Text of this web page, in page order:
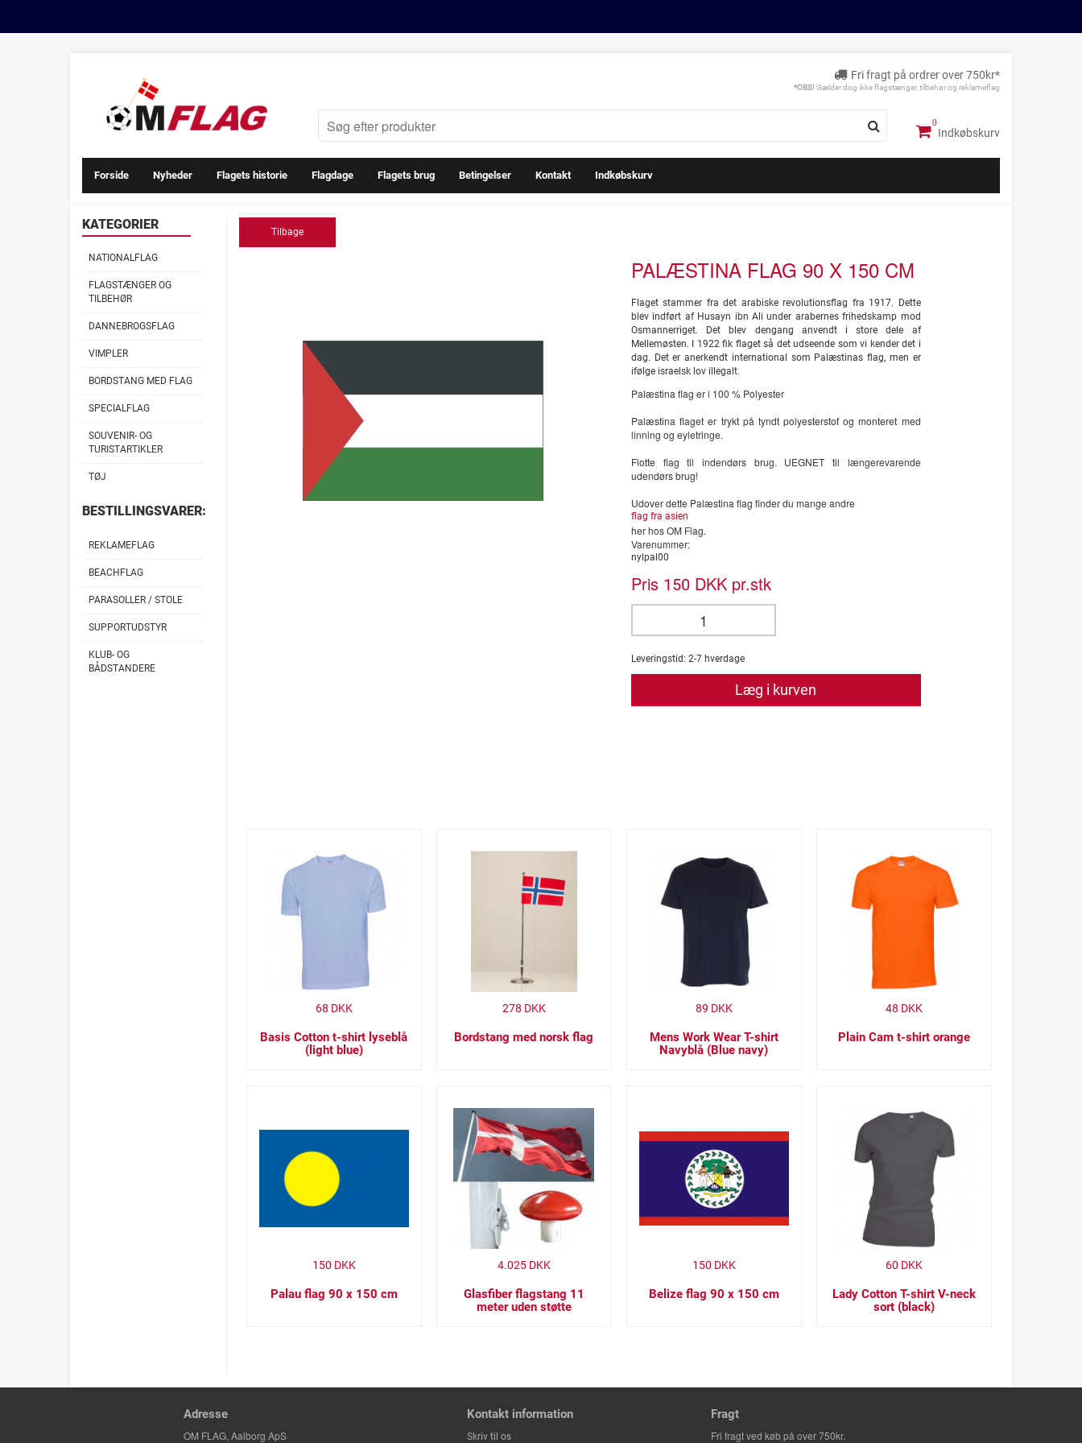
Fri fragt på ordrer over 750kr*
*OBS! Gælder dog ikke flagstænger, tilbehør og reklameflag
Indkøbskurv
Forside Nyheder Flagets historie Flagdage Flagets brug Betingelser Kontakt Indkøbskurv
KATEGORIER
NATIONALFLAG
FLAGSTÆNGER OG
TILBEHØR
DANNEBROGSFLAG
VIMPLER
BORDSTANG MED FLAG
SPECIALFLAG
SOUVENIR- OG
TURISTARTIKLER
TØJ
BESTILLINGSVARER:
REKLAMEFLAG
BEACHFLAG
PARASOLLER / STOLE
SUPPORTUDSTYR
KLUB- OG
BÅDSTANDERE
Tilbage
PALÆSTINA FLAG 90 X 150 CM
Flaget stammer fra det arabiske revolutionsflag fra 1917. Dette
blev indført af Husayn ibn Ali under arabernes frihedskamp mod
Osmannerriget. Det blev dengang anvendt i store dele af
Mellemøsten. I 1922 fik flaget så det udseende som vi kender det i
dag. Det er anerkendt international som Palæstinas flag, men er
ifølge israelsk lov illegalt.
Palæstina flag er i 100 % Polyester
Palæstina flaget er trykt på tyndt polyesterstof og monteret med
linning og eyletringe.
Flotte flag til indendørs brug. UEGNET til længerevarende
udendørs brug!
Udover dette Palæstina flag finder du mange andre
flag fra asien
her hos OM Flag.
Varenummer:
nylpal00
Pris 150 DKK pr.stk
Leveringstid: 2-7 hverdage
Læg i kurven
Basis Cotton t-shirt lyseblå
(light blue)
68 DKK
Bordstang med norsk flag
278 DKK
Mens Work Wear T-shirt
Navyblå (Blue navy)
89 DKK
Plain Cam t-shirt orange
48 DKK
Palau flag 90 x 150 cm
150 DKK
Glasfiber flagstang 11
meter uden støtte
4.025DKK
Belize flag 90 x 150 cm
150 DKK
Lady Cotton T-shirt V-neck
sort (black)
60 DKK
Adresse
OM FLAG, Aalborg ApS
Kontakt information
Skriv til os
Fragt
Fri fragt ved køb på over 750kr.